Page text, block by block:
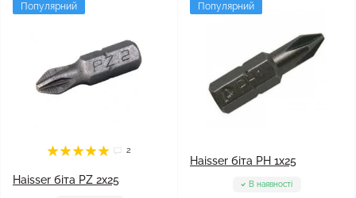
Популярний
2
Haisser біта PZ 2x25
Популярний
Haisser біта PH 1x25
В наявності